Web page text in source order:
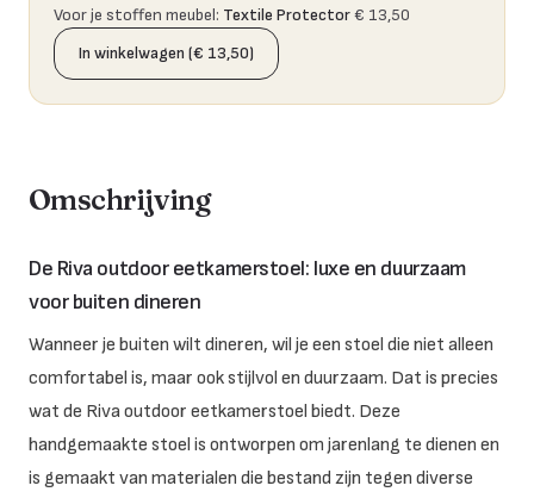
Voor je stoffen meubel: Textile Protector€ 13,50
In winkelwagen (€ 13,50)
Omschrijving
De Riva outdoor eetkamerstoel: luxe en duurzaam
voor buiten dineren
Wanneer je buiten wilt dineren, wil je een stoel die niet alleen
comfortabel is, maar ook stijlvol en duurzaam. Dat is precies
wat de Riva outdoor eetkamerstoel biedt. Deze
handgemaakte stoel is ontworpen om jarenlang te dienen en
is gemaakt van materialen die bestand zijn tegen diverse